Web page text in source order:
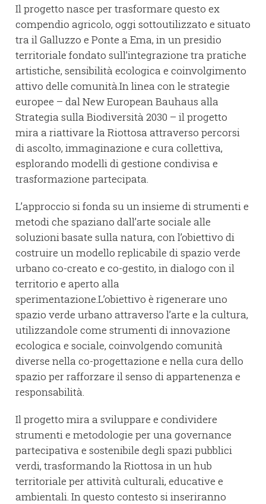
Il progetto nasce per trasformare questo ex
compendio agricolo, oggi sottoutilizzato e situato
tra il Galluzzo e Ponte a Ema, in un presidio
territoriale fondato sull’integrazione tra pratiche
artistiche, sensibilità ecologica e coinvolgimento
attivo delle comunità.In linea con le strategie
europee – dal New European Bauhaus alla
Strategia sulla Biodiversità 2030 – il progetto
mira a riattivare la Riottosa attraverso percorsi
di ascolto, immaginazione e cura collettiva,
esplorando modelli di gestione condivisa e
trasformazione partecipata.
L’approccio si fonda su un insieme di strumenti e
metodi che spaziano dall’arte sociale alle
soluzioni basate sulla natura, con l’obiettivo di
costruire un modello replicabile di spazio verde
urbano co-creato e co-gestito, in dialogo con il
territorio e aperto alla
sperimentazione.L’obiettivo è rigenerare uno
spazio verde urbano attraverso l’arte e la cultura,
utilizzandole come strumenti di innovazione
ecologica e sociale, coinvolgendo comunità
diverse nella co-progettazione e nella cura dello
spazio per rafforzare il senso di appartenenza e
responsabilità.
Il progetto mira a sviluppare e condividere
strumenti e metodologie per una governance
partecipativa e sostenibile degli spazi pubblici
verdi, trasformando la Riottosa in un hub
territoriale per attività culturali, educative e
ambientali. In questo contesto si inseriranno